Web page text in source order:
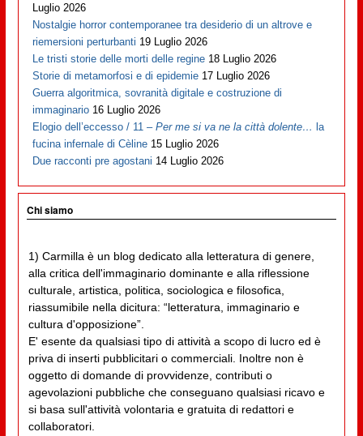
Luglio 2026
Nostalgie horror contemporanee tra desiderio di un altrove e
riemersioni perturbanti 19 Luglio 2026
Le tristi storie delle morti delle regine 18 Luglio 2026
Storie di metamorfosi e di epidemie 17 Luglio 2026
Guerra algoritmica, sovranità digitale e costruzione di
immaginario 16 Luglio 2026
Elogio dell’eccesso / 11 –Per me si va ne la città dolente… la
fucina infernale di Cèline 15 Luglio 2026
Due racconti pre agostani 14 Luglio 2026
Chi siamo
1) Carmilla è un blog dedicato alla letteratura di genere,
alla critica dell'immaginario dominante e alla riflessione
culturale, artistica, politica, sociologica e filosofica,
riassumibile nella dicitura: “letteratura, immaginario e
cultura d'opposizione”.
E' esente da qualsiasi tipo di attività a scopo di lucro ed è
priva di inserti pubblicitari o commerciali. Inoltre non è
oggetto di domande di provvidenze, contributi o
agevolazioni pubbliche che conseguano qualsiasi ricavo e
si basa sull'attività volontaria e gratuita di redattori e
collaboratori.